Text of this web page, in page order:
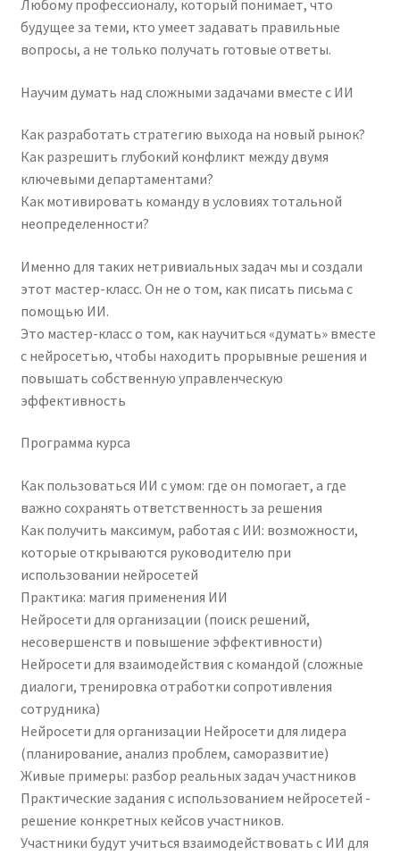
Любому профессионалу, который понимает, что
будущее за теми, кто умеет задавать правильные
вопросы, а не только получать готовые ответы.
Научим думать над сложными задачами вместе с ИИ
Как разработать стратегию выхода на новый рынок?
Как разрешить глубокий конфликт между двумя
ключевыми департаментами?
Как мотивировать команду в условиях тотальной
неопределенности?
Именно для таких нетривиальных задач мы и создали
этот мастер-класс. Он не о том, как писать письма с
помощью ИИ.
Это мастер-класс о том, как научиться «думать» вместе
с нейросетью, чтобы находить прорывные решения и
повышать собственную управленческую
эффективность
Программа курса
Как пользоваться ИИ с умом: где он помогает, а где
важно сохранять ответственность за решения
Как получить максимум, работая с ИИ: возможности,
которые открываются руководителю при
использовании нейросетей
Практика: магия применения ИИ
Нейросети для организации (поиск решений,
несовершенств и повышение эффективности)
Нейросети для взаимодействия с командой (сложные
диалоги, тренировка отработки сопротивления
сотрудника)
Нейросети для организации Нейросети для лидера
(планирование, анализ проблем, саморазвитие)
Живые примеры: разбор реальных задач участников
Практические задания с использованием нейросетей -
решение конкретных кейсов участников.
Участники будут учиться взаимодействовать с ИИ для